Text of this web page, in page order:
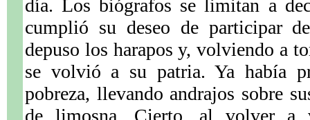
día. Los biógrafos se limitan a
cumplió su deseo de participar
depuso los harapos y, volviendo a
se volvió a su patria. Ya había
pobreza, llevando andrajos sobre
de limosna. Cierto, al volver a